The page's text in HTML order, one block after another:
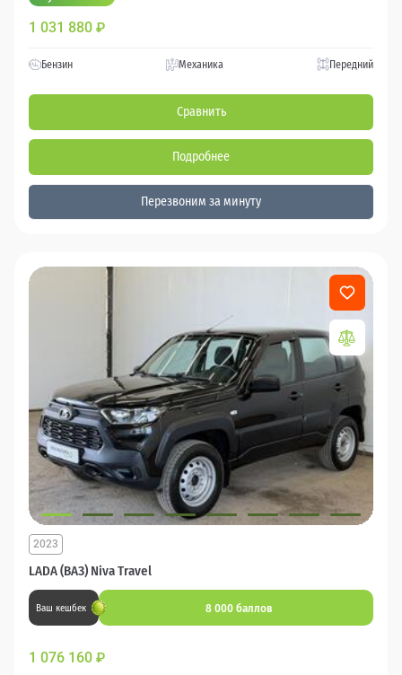
1 031 880 ₽
Бензин Механика Передний
Сравнить
Подробнее
Перезвоним за минуту
LADA (ВАЗ) Niva Travel
2023
Ваш кешбек 8 000 баллов
1 076 160 ₽